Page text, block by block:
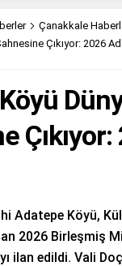
Çanakkale
Çıkıyor: 2026
Adatepe Köyü,
2026 Birleşmiş
ilan edildi. Vali